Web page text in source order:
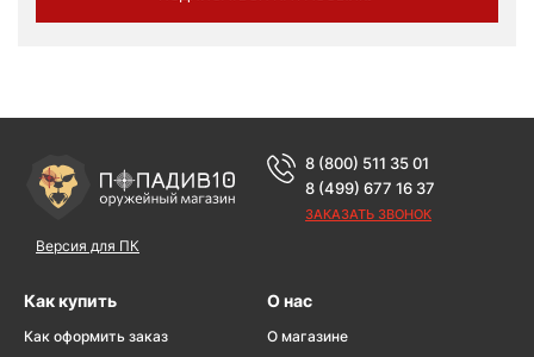
Версия для ПК
8 (800) 511 35 01
8 (499) 677 16 37
ЗАКАЗАТЬ ЗВОНОК
Как купить
Как оформить заказ
О нас
О магазине